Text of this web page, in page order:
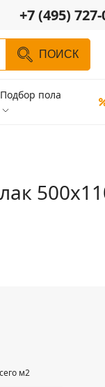
+7 (495)
ПОИСК
Подбор пола
м2